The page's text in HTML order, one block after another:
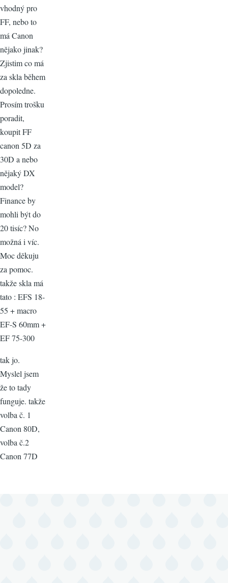
vhodný pro
FF, nebo to
má Canon
nějako jinak?
Zjistim co má
za skla během
dopoledne.
Prosím trošku
poradit,
koupit FF
canon 5D za
30D a nebo
nějaký DX
model?
Finance by
mohli být do
20 tisíc? No
možná i víc.
Moc děkuju
za pomoc.
takže skla má
tato : EFS 18-
55 + macro
EF-S 60mm +
EF 75-300
tak jo.
Myslel jsem
že to tady
funguje. takže
volba č. 1
Canon 80D,
volba č.2
Canon 77D